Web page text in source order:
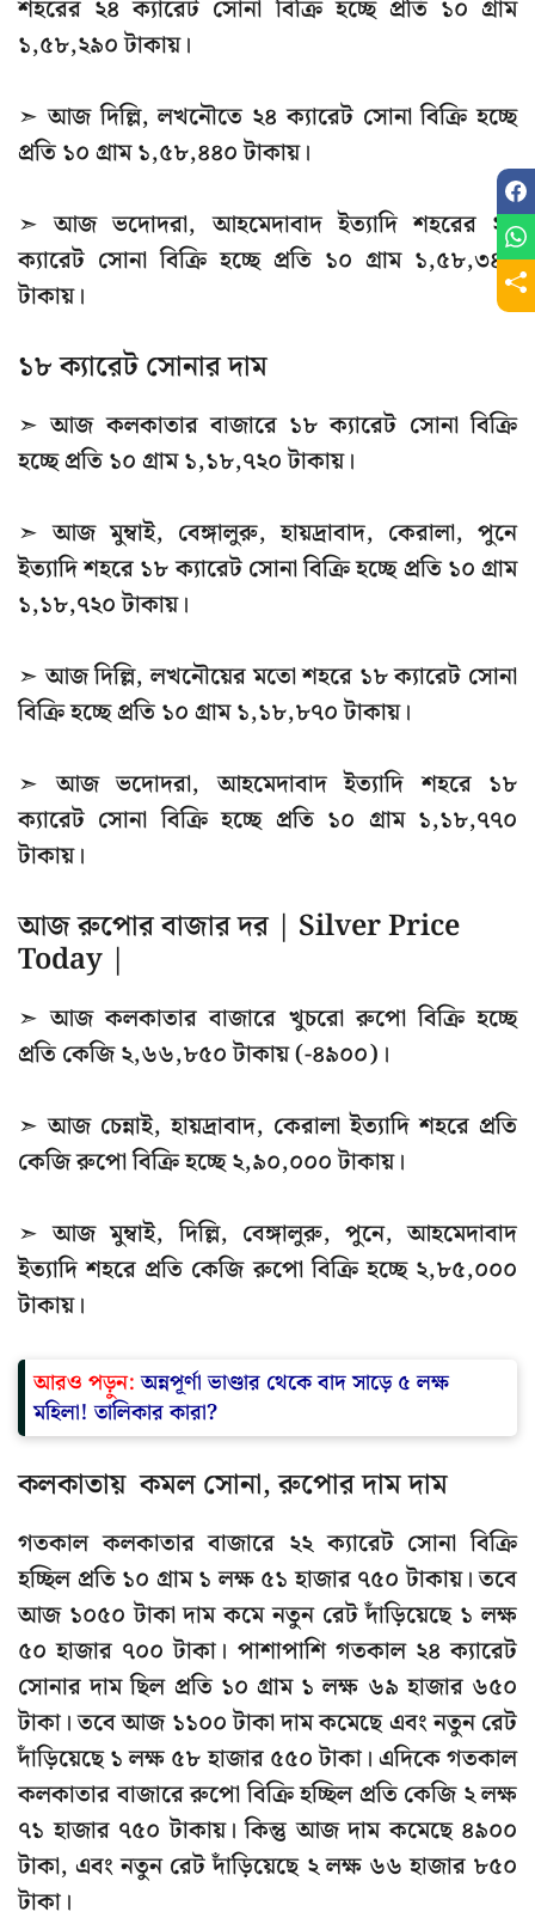
শহরের ২৪ ক্যারেট সোনা বিক্রি হচ্ছে প্রতি ১০ গ্রাম
১,৫৮,২৯০ টাকায়।
➣ আজ দিল্লি, লখনৌতে ২৪ ক্যারেট সোনা বিক্রি হচ্ছে
প্রতি ১০ গ্রাম ১,৫৮,৪৪০ টাকায়।
➣ আজ ভদোদরা, আহমেদাবাদ ইত্যাদি শহরের ২৪
ক্যারেট সোনা বিক্রি হচ্ছে প্রতি ১০ গ্রাম ১,৫৮,৩৪০
টাকায়।
১৮ ক্যারেট সোনার দাম
➣ আজ কলকাতার বাজারে ১৮ ক্যারেট সোনা বিক্রি
হচ্ছে প্রতি ১০ গ্রাম ১,১৮,৭২০ টাকায়।
➣ আজ মুম্বাই, বেঙ্গালুরু, হায়দ্রাবাদ, কেরালা, পুনে
ইত্যাদি শহরে ১৮ ক্যারেট সোনা বিক্রি হচ্ছে প্রতি ১০ গ্রাম
১,১৮,৭২০ টাকায়।
➣ আজ দিল্লি, লখনৌয়ের মতো শহরে ১৮ ক্যারেট সোনা
বিক্রি হচ্ছে প্রতি ১০ গ্রাম ১,১৮,৮৭০ টাকায়।
➣ আজ ভদোদরা, আহমেদাবাদ ইত্যাদি শহরে ১৮
ক্যারেট সোনা বিক্রি হচ্ছে প্রতি ১০ গ্রাম ১,১৮,৭৭০
টাকায়।
আজ রুপোর বাজার দর | Silver Price
Today |
➣ আজ কলকাতার বাজারে খুচরো রুপো বিক্রি হচ্ছে
প্রতি কেজি ২,৬৬,৮৫০ টাকায় (-৪৯০০)।
➣ আজ চেন্নাই, হায়দ্রাবাদ, কেরালা ইত্যাদি শহরে প্রতি
কেজি রুপো বিক্রি হচ্ছে ২,৯০,০০০ টাকায়।
➣ আজ মুম্বাই, দিল্লি, বেঙ্গালুরু, পুনে, আহমেদাবাদ
ইত্যাদি শহরে প্রতি কেজি রুপো বিক্রি হচ্ছে ২,৮৫,০০০
টাকায়।
আরও পড়ুন:অন্নপূর্ণা ভাণ্ডার থেকে বাদ সাড়ে ৫ লক্ষ
মহিলা! তালিকার কারা?
কলকাতায় কমল সোনা, রুপোর দাম দাম
গতকাল কলকাতার বাজারে ২২ ক্যারেট সোনা বিক্রি
হচ্ছিল প্রতি ১০ গ্রাম ১ লক্ষ ৫১ হাজার ৭৫০ টাকায়। তবে
আজ ১০৫০ টাকা দাম কমে নতুন রেট দাঁড়িয়েছে ১ লক্ষ
৫০ হাজার ৭০০ টাকা। পাশাপাশি গতকাল ২৪ ক্যারেট
সোনার দাম ছিল প্রতি ১০ গ্রাম ১ লক্ষ ৬৯ হাজার ৬৫০
টাকা। তবে আজ ১১০০ টাকা দাম কমেছে এবং নতুন রেট
দাঁড়িয়েছে ১ লক্ষ ৫৮ হাজার ৫৫০ টাকা। এদিকে গতকাল
কলকাতার বাজারে রুপো বিক্রি হচ্ছিল প্রতি কেজি ২ লক্ষ
৭১ হাজার ৭৫০ টাকায়। কিন্তু আজ দাম কমেছে ৪৯০০
টাকা, এবং নতুন রেট দাঁড়িয়েছে ২ লক্ষ ৬৬ হাজার ৮৫০
টাকা।